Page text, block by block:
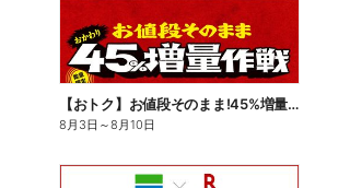
【おトク】お値段そのまま!45%増量作戦!
8月3日 ～8月10日